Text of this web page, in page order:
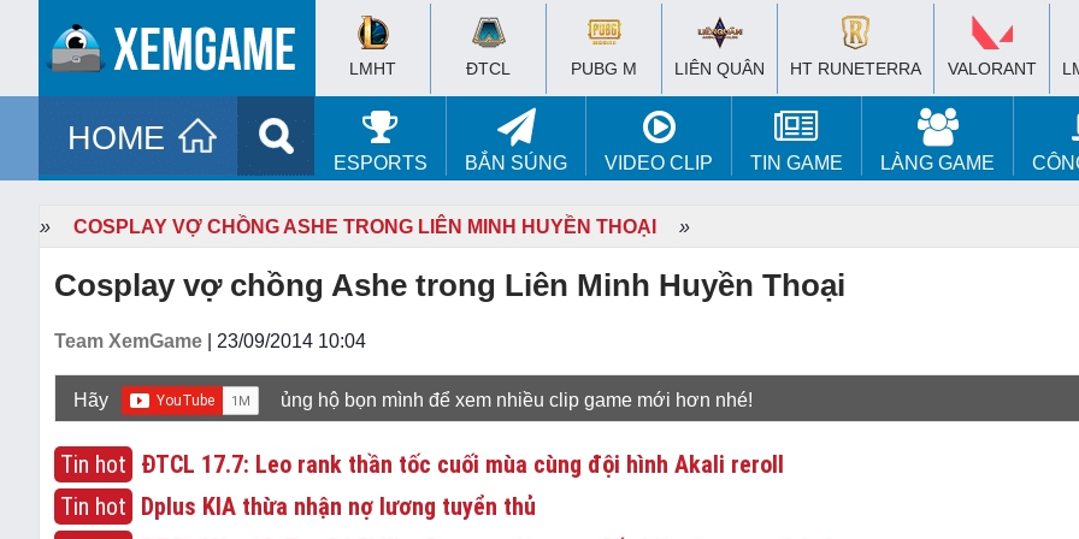
LMHT ĐTCL PUBG M LIÊN QUÂN HT RUNETERRA VALORANT
HOME
ESPORTS BẮN SÚNG VIDEO CLIP TIN GAME LÀNG GAME
» COSPLAY VỢ CHỒNG ASHE TRONG LIÊN MINH HUYỀN THOẠI »
Cosplay vợ chồng Ashe trong Liên Minh Huyền Thoại
Team XemGame | 23/09/2014 10:04
Hãy ủng hộ bọn mình để xem nhiều clip game mới hơn nhé!
Tin hot ĐTCL 17.7: Leo rank thần tốc cuối mùa cùng đội hình Akali reroll
Tin hot Dplus KIA thừa nhận nợ lương tuyển thủ